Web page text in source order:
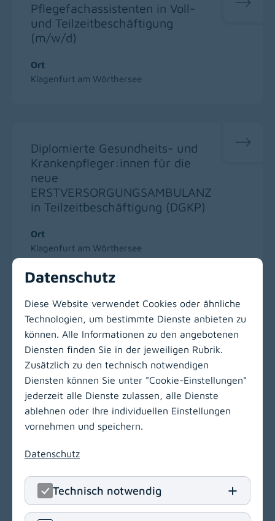
Pflegefachassistenten in Voll-
und Teilzeitbeschäftigung
(m/w/d)
Ort
Klagenfurt am Wörthersee
Diplomierte Gesundheits- und
Krankenpfleger:innen für die
neue
ERSTVERSORGUNGSAMBULANZ
in Teilzeitbeschäftigung (DGKP)
Ort
Klagenfurt am Wörthersee
Zur Hauptnavigation
LinkedIn
(opens in
KABEG Management
Kraßniggstraße 15
9020 Klagenfurt am Wörthersee
T+43 463 55212
Eoffice[at]kabeg.at
Navigation
(opens in a new window)
Datenschutz
Diese Website verwendet Cookies oder ähnliche
Technologien, um bestimmte Dienste anbieten zu
können. Alle Informationen zu den angebotenen
Diensten finden Sie in der jeweiligen Rubrik.
Zusätzlich zu den technisch notwendigen
Diensten können Sie unter "Cookie-Einstellungen"
jederzeit alle Dienste zulassen, alle Dienste
ablehnen oder Ihre individuellen Einstellungen
vornehmen und speichern.
Datenschutz
Technisch notwendig